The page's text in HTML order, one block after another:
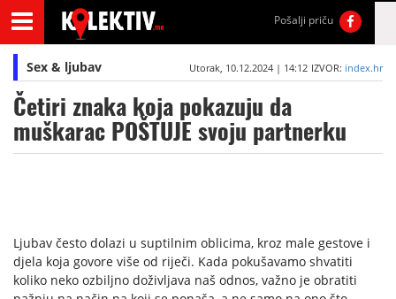
Pošalji priču
Sex & ljubav Utorak, 10.12.2024 | 14:12 IZVOR: index.hr
Četiri znaka koja pokazuju da
muškarac POŠTUJE svoju partnerku
Ljubav često dolazi u suptilnim oblicima, kroz male gestove i
djela koja govore više od riječi. Kada pokušavamo shvatiti
koliko neko ozbiljno doživljava naš odnos, važno je obratiti